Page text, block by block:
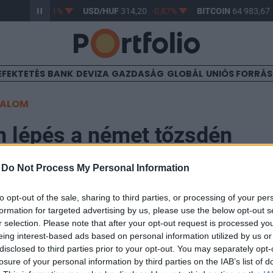
Do Not Process My Personal Information
opt-out of the sale, sharing to third parties, or processing of your
for targeted advertising by us, please use the below opt-out
selection. Please note that after your opt-out request is processed
interest-based ads based on personal information utilized by us
to third parties prior to your opt-out. You may separately
of your personal information by third parties on the IAB’s list of
-0,61% USD/HUF314,20 -0,87% BITCOIN64 983,67
BANK DEVIZA GAZDASÁG GLOBÁL UNIÓS
lépés a német tőzsdén
készül a német pénzügyi felügyelet: két hónapra
részvényeinek shortolását. Az indoklás, hogy a
volatilitása kockázatot jelent az egész